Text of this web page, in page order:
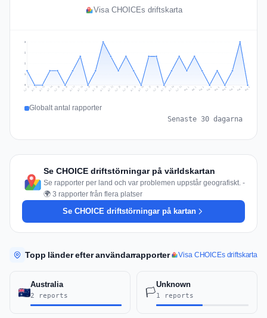
Visa CHOICEs driftskarta
1
2
2
3
Jul 11 Jul 12 Jul 13 Jul 14 Jul 15 Jul 16 Jul 17 Jul 18 Jul 19 Jul 20 Jul 21 Jul 22 Jul 23 Jul 24 Jul 25 Jul 26 Jul 27 Jul 28 Jul 29 Jul 30 Jul 31 Aug 1 Aug 2 Aug 3 Aug 4 Aug 5 Aug 6 Aug 7 Aug 8 Aug 9
Globalt antal rapporter
Senaste 30 dagarna
Se CHOICE driftstörningar på världskartan
Se rapporter per land och var problemen uppstår geografiskt. -
🌍 3 rapporter från flera platser
Se CHOICE driftstörningar på kartan
Topp länder efter användarrapporter Visa CHOICEs driftskarta
Australia
2 reports 🏳️
Unknown
1 reports